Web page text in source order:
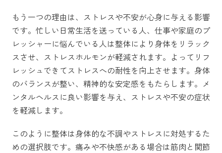
もう一つの理由は、ストレスや不安が心身に与える影響
です。忙しい日常生活を送っている人、仕事や家庭のプ
レッシャーに悩んでいる人は整体により身体をリラック
スさせ、ストレスホルモンが軽減されます。よってリフ
レッシュできてストレスへの耐性を向上させます。身体
のバランスが整い、精神的な安定感をもたらします。メ
ンタルヘルスに良い影響を与え、ストレスや不安の症状
を軽減します。
このように整体は身体的な不調やストレスに対処するた
めの選択肢です。痛みや不快感がある場合は筋肉と関節